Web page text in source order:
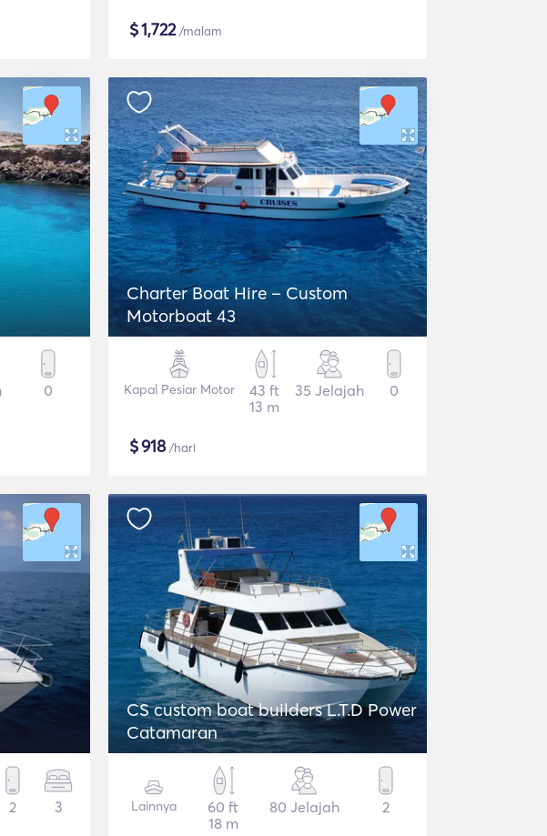
$1,722/malam
0
Charter Boat Hire – Custom
Motorboat 43
Kapal Pesiar Motor
43 ft
13 m
35 Jelajah 0
$918/hari
2 3
CS custom boat builders L.T.D Power
Catamaran
Lainnya
60 ft
18 m
80 Jelajah 2